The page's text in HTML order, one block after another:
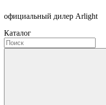
официальный дилер Arlight
Каталог